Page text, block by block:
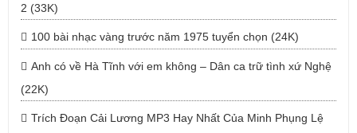
2 (33K)
100 bài nhạc vàng trước năm 1975 tuyển chọn (24K)
Anh có về Hà Tĩnh với em không – Dân ca trữ tình xứ Nghệ
(22K)
Trích Đoạn Cải Lương MP3 Hay Nhất Của Minh Phụng Lệ